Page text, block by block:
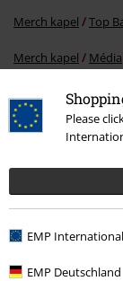
Please
EMP International
EMP Deutschland
Merch kapel Top
Merch kapel Média
Merch kapel Žánr
Získejte 20%
teď!